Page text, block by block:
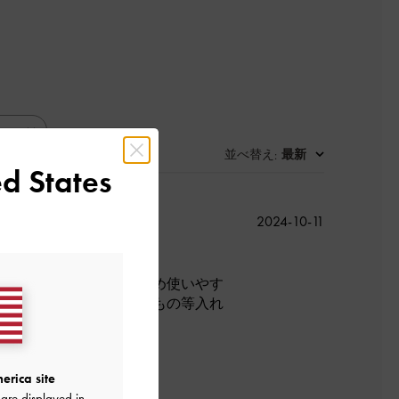
並べ替え : 最新
納力もあり、素材も含め使いやす
に入れるのに抵抗あるもの等入れ
かった
2024-10-11
States
site